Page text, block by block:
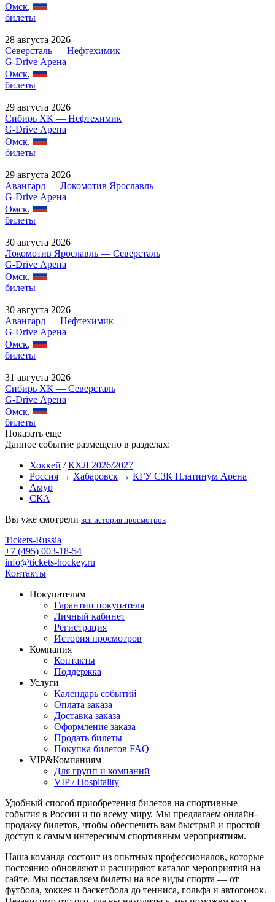
Омск,
билеты
28 августа 2026
Северсталь — Нефтехимик
G-Drive Арена
Омск,
билеты
29 августа 2026
Сибирь ХК — Нефтехимик
G-Drive Арена
Омск,
билеты
29 августа 2026
Авангард — Локомотив Ярославль
G-Drive Арена
Омск,
билеты
30 августа 2026
Локомотив Ярославль — Северсталь
G-Drive Арена
Омск,
билеты
30 августа 2026
Авангард — Нефтехимик
G-Drive Арена
Омск,
билеты
31 августа 2026
Сибирь ХК — Северсталь
G-Drive Арена
Омск,
билеты
Показать еще
Данное событие размещено в разделах:
Хоккей /КХЛ 2026/2027
Россия → Хабаровск → КГУ СЗК Платинум Арена
Амур
СКА
Вы уже смотрели вся история просмотров
Tickets-Russia
+7 (495) 003-18-54
info@tickets-hockey.ru
Контакты
Покупателям
Гарантии покупателя
Личный кабинет
Регистрация
История просмотров
Компания
Контакты
Поддержка
Услуги
Календарь событий
Оплата заказа
Доставка заказа
Оформление заказа
Продать билеты
Покупка билетов FAQ
VIP&Компаниям
Для групп и компаний
VIP / Hospitality
Удобный способ приобретения билетов на спортивные
события в России и по всему миру. Мы предлагаем онлайн-
продажу билетов, чтобы обеспечить вам быстрый и простой
доступ к самым интересным спортивным мероприятиям.
Наша команда состоит из опытных профессионалов, которые
постоянно обновляют и расширяют каталог мероприятий на
сайте. Мы поставляем билеты на все виды спорта — от
футбола, хоккея и баскетбола до тенниса, гольфа и автогонок.